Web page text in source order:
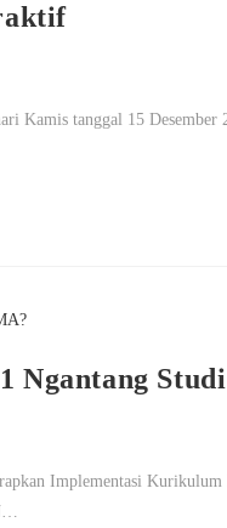
Kamis tanggal 15 Desember
Implementasi